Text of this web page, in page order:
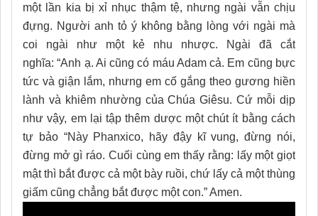
một lần kia bị xỉ nhục thậm tệ, nhưng ngài vẫn chịu
đựng. Người anh tỏ ý không bằng lòng với ngài mà
coi ngài như một kẻ nhu nhược. Ngài đã cắt
nghĩa: “Anh ạ. Ai cũng có máu Adam cả. Em cũng bực
tức và giận lắm, nhưng em cố gắng theo gương hiền
lành và khiêm nhường của Chúa Giêsu. Cứ mỗi dịp
như vậy, em lại tập thêm dược một chút ít bằng cách
tự bảo “Này Phanxico, hãy đậy kĩ vung, đừng nói,
đừng mở gì ráo. Cuối cùng em thấy rằng: lấy một giọt
mật thì bắt được cả một bày ruồi, chứ lấy cả một thùng
giấm cũng chẳng bắt được một con.” Amen.